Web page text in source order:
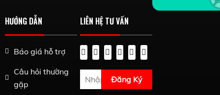
HƯỚNG DẪN
Báo giá hỗ trợ
Câu hỏi thường
gặp
LIÊN HỆ TƯ VẤN
Đăng Ký